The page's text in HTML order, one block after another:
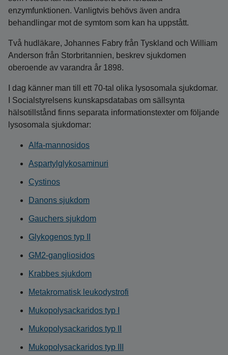
enzymfunktionen. Vanligtvis behövs även andra
behandlingar mot de symtom som kan ha uppstått.
Två hudläkare, Johannes Fabry från Tyskland och William
Anderson från Storbritannien, beskrev sjukdomen
oberoende av varandra år 1898.
I dag känner man till ett 70-tal olika lysosomala sjukdomar.
I Socialstyrelsens kunskapsdatabas om sällsynta
hälsotillstånd finns separata informationstexter om följande
lysosomala sjukdomar:
Alfa-mannosidos
Aspartylglykosaminuri
Cystinos
Danons sjukdom
Gauchers sjukdom
Glykogenos typ II
GM2-gangliosidos
Krabbes sjukdom
Metakromatisk leukodystrofi
Mukopolysackaridos typ I
Mukopolysackaridos typ II
Mukopolysackaridos typ III